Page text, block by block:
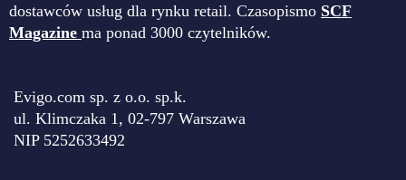
dostawców usług dla rynku retail. Czasopismo SCF
Magazine ma ponad 3000 czytelników.
Evigo.com sp. z o.o. sp.k.
ul. Klimczaka 1, 02-797 Warszawa
NIP 5252633492